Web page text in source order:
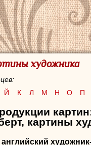
художника
Й К Л М Н О П
картины
английский